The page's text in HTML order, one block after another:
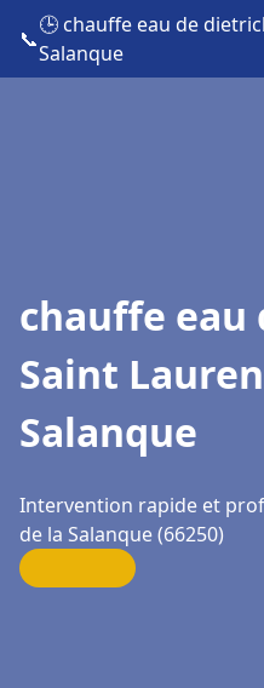
📞
🕒 chauffe eau de
Salanque
chauffe eau
Saint
Salanque
Intervention rapide et
de la Salanque (66250)